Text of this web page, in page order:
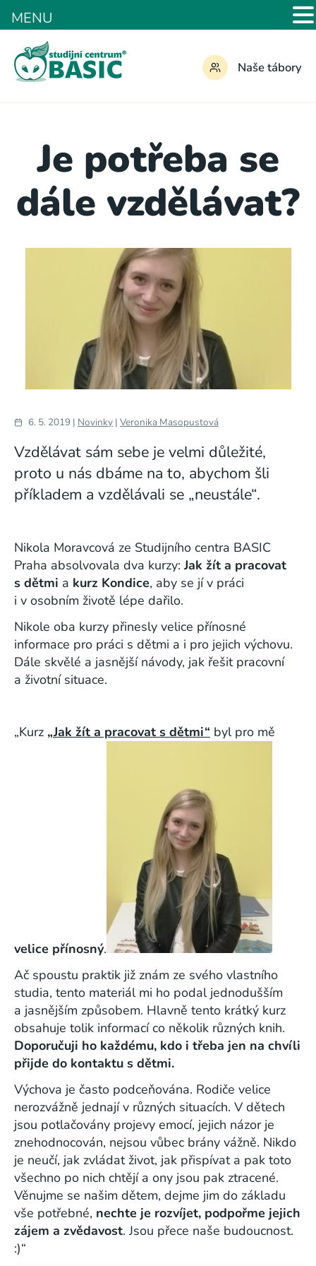
Naše tábory
Je potřeba se
dále vzdělávat?
6. 5. 2019 | Novinky | Veronika Masopustová
Vzdělávat sám sebe je velmi důležité,
proto u nás dbáme na to, abychom šli
příkladem a vzdělávali se „neustále“.
Nikola Moravcová ze Studijního centra BASIC
Praha absolvovala dva kurzy:Jak žít a pracovat
s dětmi a kurz Kondice, aby se jí v práci
i v osobním životě lépe dařilo.
Nikole oba kurzy přinesly velice přínosné
informace pro práci s dětmi a i pro jejich výchovu.
Dále skvělé a jasnější návody, jak řešit pracovní
a životní situace.
„Kurz „Jak žít a pracovat s dětmi“ byl pro mě
velice přínosný.
Ač spoustu praktik již znám ze svého vlastního
studia, tento materiál mi ho podal jednodušším
a jasnějším způsobem. Hlavně tento krátký kurz
obsahuje tolik informací co několik různých knih.
Doporučuji ho každému, kdo i třeba jen na chvíli
přijde do kontaktu s dětmi.
Výchova je často podceňována. Rodiče velice
nerozvážně jednají v různých situacích. V dětech
jsou potlačovány projevy emocí, jejich názor je
znehodnocován, nejsou vůbec brány vážně. Nikdo
je neučí, jak zvládat život, jak přispívat a pak toto
všechno po nich chtějí a ony jsou pak ztracené.
Věnujme se našim dětem, dejme jim do základu
vše potřebné, nechte je rozvíjet, podpořme jejich
zájem a zvědavost. Jsou přece naše budoucnost.
:)“
MENU